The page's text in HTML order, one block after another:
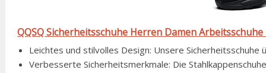
QQSQ Sicherheitsschuhe Herren Damen
Leichtes und stilvolles Design: Unsere
Verbesserte Sicherheitsmerkmale: Die